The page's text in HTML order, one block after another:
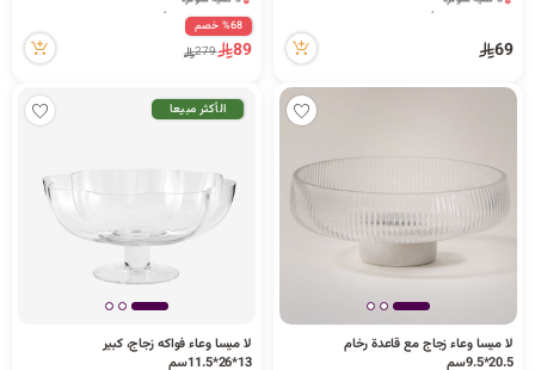
3 مشاهدة مؤخراً
3 مشاهدة مؤخراً
69
13 مشاهدة مؤخراً
3 كمية متوفرة
13 مشاهدة مؤخراً
%68 خصم
89
279
لا ميسا وعاء زجاج مع قاعدة رخام
20.5*9.5سم
الأكثر مبيعا
لا ميسا وعاء فواكه زجاج، كبير
13*26*11.5سم